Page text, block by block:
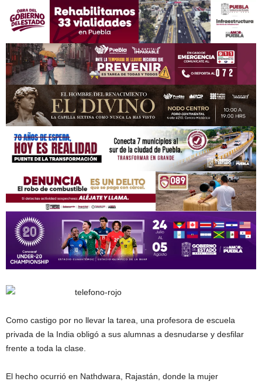
Como castigo por no llevar la tarea, una profesora de escuela
privada de la India obligó a sus alumnas a desnudarse y desfilar
frente a toda la clase.
El hecho ocurrió en Nathdwara, Rajastán, donde la mujer